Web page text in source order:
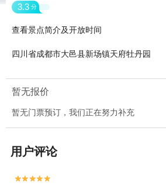
3.3 分
查看景点简介及开放时间
四川省成都市大邑县新场镇天府牡丹园
暂无报价
暂无门票预订，我们正在努力补充
用户评论

